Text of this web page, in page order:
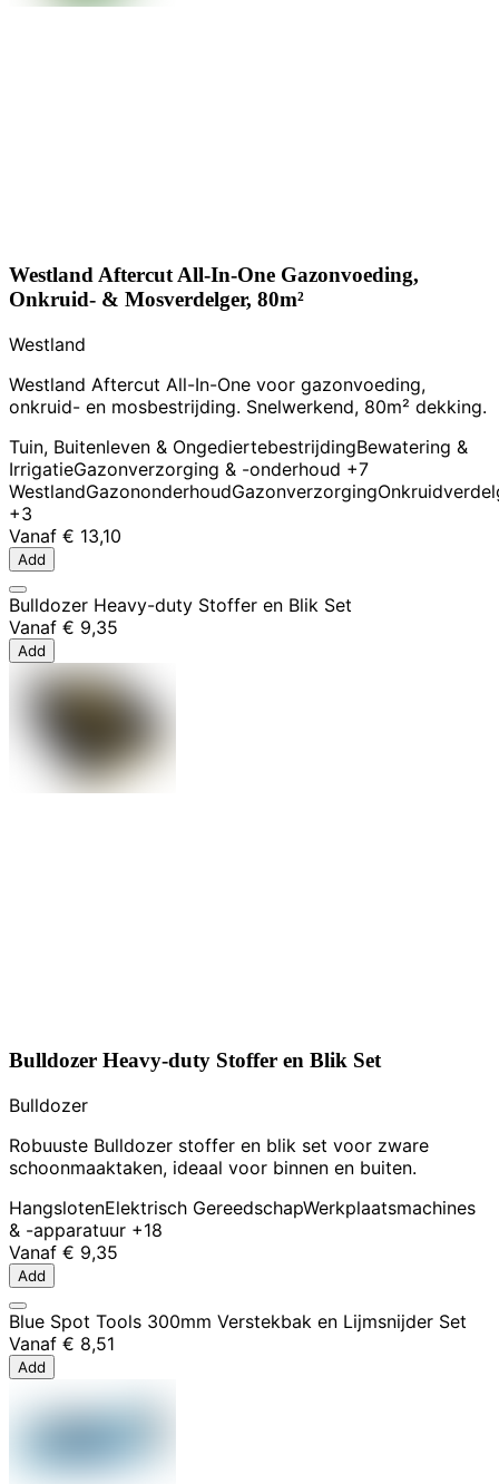
Westland Aftercut All-In-One Gazonvoeding,
Onkruid- & Mosverdelger, 80m²
Westland
Westland Aftercut All-In-One voor gazonvoeding,
onkruid- en mosbestrijding. Snelwerkend, 80m² dekking.
Tuin, Buitenleven & OngediertebestrijdingBewatering &
IrrigatieGazonverzorging & -onderhoud +7
WestlandGazononderhoudGazonverzorging
+3
Vanaf € 13,10
Add
Bulldozer Heavy-duty Stoffer en Blik Set
Vanaf € 9,35
Add
Bulldozer Heavy-duty Stoffer en Blik Set
Bulldozer
Robuuste Bulldozer stoffer en blik set voor zware
schoonmaaktaken, ideaal voor binnen en buiten.
HangslotenElektrisch GereedschapWerkplaatsmachines
& -apparatuur +18
Vanaf € 9,35
Add
Blue Spot Tools 300mm Verstekbak en Lijmsnijder Set
Vanaf € 8,51
Add